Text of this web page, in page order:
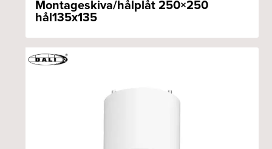
Montageskiva/hålplåt 250×250
hål135x135